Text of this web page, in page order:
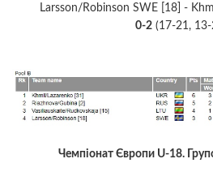
Larsson/Robinson SWE [18] -
0-2 (17-21, 13-
Чемпіонат Європи U-18.